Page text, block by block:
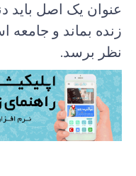
یک اصل باید
بماند و جامعه
برسد.